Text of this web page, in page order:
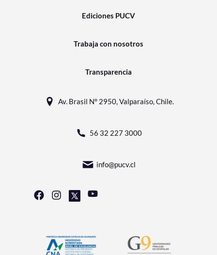
Ediciones PUCV
Trabaja con nosotros
Transparencia
Av. Brasil N° 2950, Valparaíso, Chile.
56 32 227 3000
info@pucv.cl